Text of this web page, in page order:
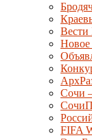
Новое
Сочи
FIFA